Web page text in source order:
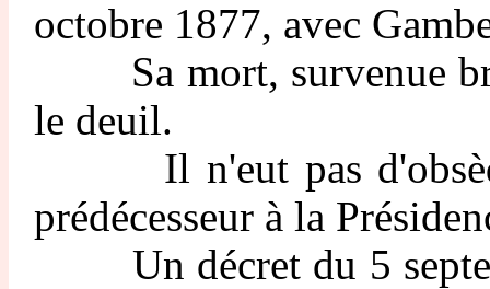
octobre 1877, avec
Sa mort, survenue
le deuil.
Il n'eut pas
prédécesseur à la
Un décret du 5